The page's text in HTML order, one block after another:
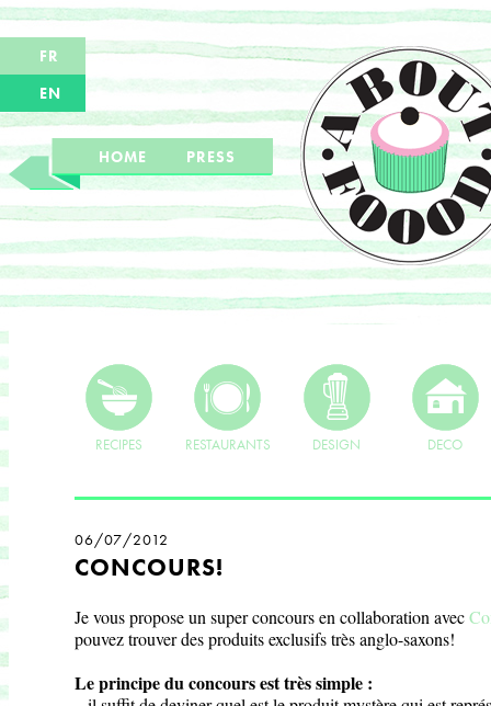
FR
EN
HOME PRESS
RECIPES RESTAURANTS DESIGN DECO
06/07/2012
CONCOURS!
Je vous propose un super concours en collaboration avec
pouvez trouver des produits exclusifs très anglo-saxons!
Le principe du concours est très simple :